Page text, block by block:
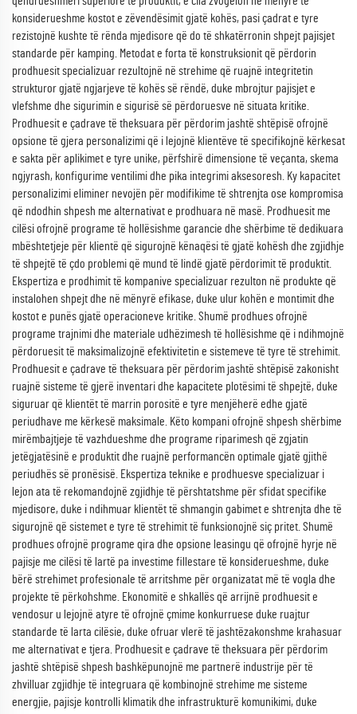
konsiderueshme kostot e zëvendësimit gjatë kohës, pasi çadrat e tyre
rezistojnë kushte të rënda mjedisore që do të shkatërronin shpejt pajisjet
standarde për kamping. Metodat e forta të konstruksionit që përdorin
prodhuesit specializuar rezultojnë në strehime që ruajnë integritetin
strukturor gjatë ngjarjeve të kohës së rëndë, duke mbrojtur pajisjet e
vlefshme dhe sigurimin e sigurisë së përdoruesve në situata kritike.
Prodhuesit e çadrave të theksuara për përdorim jashtë shtëpisë ofrojnë
opsione të gjera personalizimi që i lejojnë klientëve të specifikojnë kërkesat
e sakta për aplikimet e tyre unike, përfshirë dimensione të veçanta, skema
ngjyrash, konfigurime ventilimi dhe pika integrimi aksesoresh. Ky kapacitet
personalizimi eliminer nevojën për modifikime të shtrenjta ose kompromisa
që ndodhin shpesh me alternativat e prodhuara në masë. Prodhuesit me
cilësi ofrojnë programe të hollësishme garancie dhe shërbime të dedikuara
mbështetjeje për klientë që sigurojnë kënaqësi të gjatë kohësh dhe zgjidhje
të shpejtë të çdo problemi që mund të lindë gjatë përdorimit të produktit.
Ekspertiza e prodhimit të kompanive specializuar rezulton në produkte që
instalohen shpejt dhe në mënyrë efikase, duke ulur kohën e montimit dhe
kostot e punës gjatë operacioneve kritike. Shumë prodhues ofrojnë
programe trajnimi dhe materiale udhëzimesh të hollësishme që i ndihmojnë
përdoruesit të maksimalizojnë efektivitetin e sistemeve të tyre të strehimit.
Prodhuesit e çadrave të theksuara për përdorim jashtë shtëpisë zakonisht
ruajnë sisteme të gjerë inventari dhe kapacitete plotësimi të shpejtë, duke
siguruar që klientët të marrin porositë e tyre menjëherë edhe gjatë
periudhave me kërkesë maksimale. Këto kompani ofrojnë shpesh shërbime
mirëmbajtjeje të vazhdueshme dhe programe riparimesh që zgjatin
jetëgjatësinë e produktit dhe ruajnë performancën optimale gjatë gjithë
periudhës së pronësisë. Ekspertiza teknike e prodhuesve specializuar i
lejon ata të rekomandojnë zgjidhje të përshtatshme për sfidat specifike
mjedisore, duke i ndihmuar klientët të shmangin gabimet e shtrenjta dhe të
sigurojnë që sistemet e tyre të strehimit të funksionojnë siç pritet. Shumë
prodhues ofrojnë programe qira dhe opsione leasingu që ofrojnë hyrje në
pajisje me cilësi të lartë pa investime fillestare të konsiderueshme, duke
bërë strehimet profesionale të arritshme për organizatat më të vogla dhe
projekte të përkohshme. Ekonomitë e shkallës që arrijnë prodhuesit e
vendosur u lejojnë atyre të ofrojnë çmime konkurruese duke ruajtur
standarde të larta cilësie, duke ofruar vlerë të jashtëzakonshme krahasuar
me alternativat e tjera. Prodhuesit e çadrave të theksuara për përdorim
jashtë shtëpisë shpesh bashkëpunojnë me partnerë industrije për të
zhvilluar zgjidhje të integruara që kombinojnë strehime me sisteme
energjie, pajisje kontrolli klimatik dhe infrastrukturë komunikimi, duke